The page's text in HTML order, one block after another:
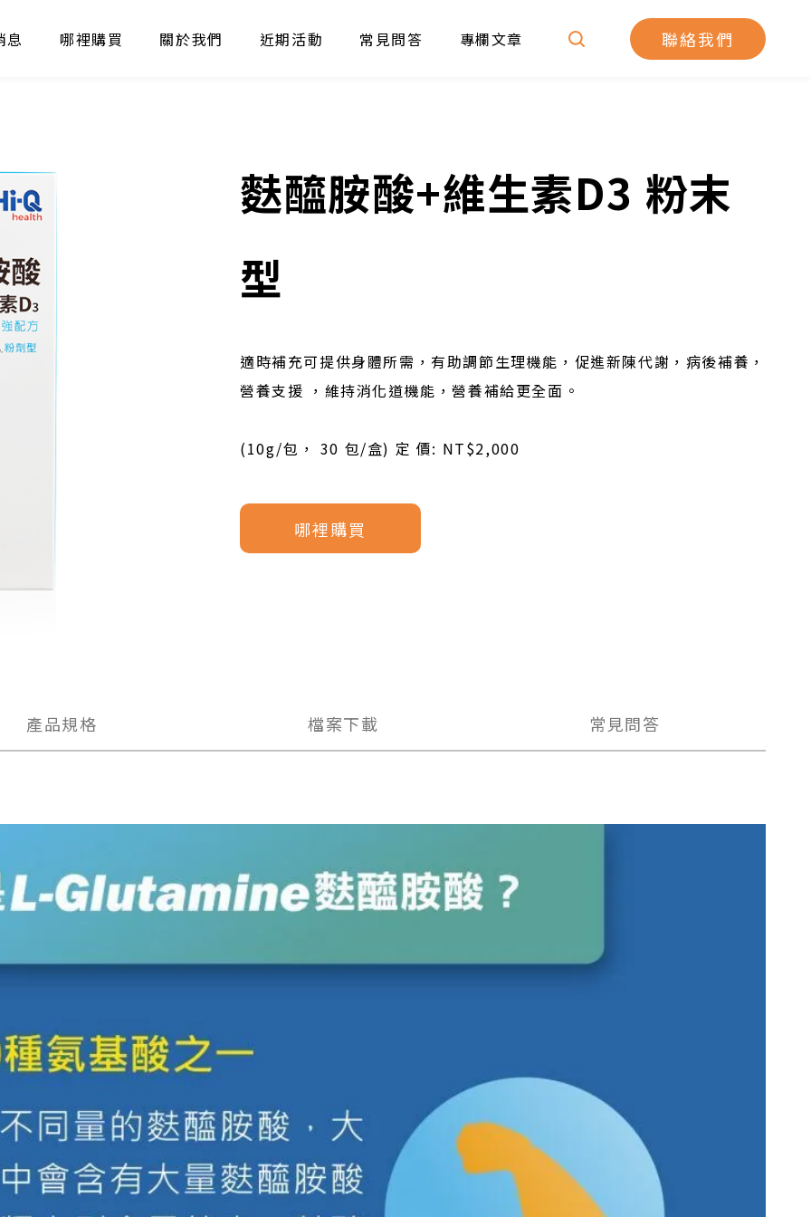
息 哪裡購買 關於我們 近期活動 常見問答 專欄文章 聯絡我們
麩醯胺酸+維生素D3 粉末
型
適時補充可提供身體所需，有助調節生理機能，促進新陳代謝，病後補養，
營養支援 ，維持消化道機能，營養補給更全面。
(10g/包， 30 包/盒) 定 價: NT$2,000
哪裡購買
產品規格 檔案下載 常見問答